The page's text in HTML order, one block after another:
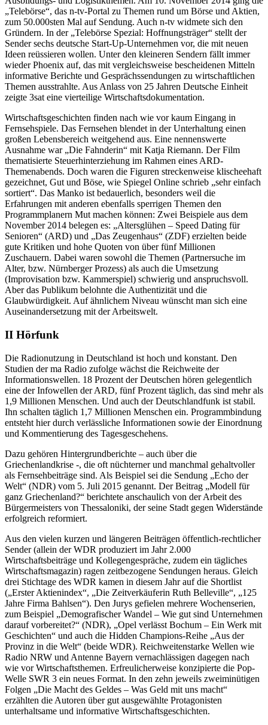
„Telebörse“, das n-tv-Portal zu Themen rund um Börse und Aktien,
zum 50.000sten Mal auf Sendung. Auch n-tv widmete sich den
Gründern. In der „Telebörse Spezial: Hoffnungsträger“ stellt der
Sender sechs deutsche Start-Up-Unternehmen vor, die mit neuen
Ideen reüssieren wollen. Unter den kleineren Sendern fällt immer
wieder Phoenix auf, das mit vergleichsweise bescheidenen Mitteln
informative Berichte und Gesprächssendungen zu wirtschaftlichen
Themen ausstrahlte. Aus Anlass von 25 Jahren Deutsche Einheit
zeigte 3sat eine vierteilige Wirtschaftsdokumentation.
Wirtschaftsgeschichten finden nach wie vor kaum Eingang in
Fernsehspiele. Das Fernsehen blendet in der Unterhaltung einen
großen Lebensbereich weitgehend aus. Eine nennenswerte
Ausnahme war „Die Fahnderin“ mit Katja Riemann. Der Film
thematisierte Steuerhinter­ziehung im Rahmen eines ARD-
Themenabends. Doch waren die Figuren streckenweise klischeehaft
gezeichnet, Gut und Böse, wie Spiegel Online schrieb „sehr einfach
sortiert“. Das Manko ist bedauerlich, besonders weil die
Erfahrungen mit anderen ebenfalls sperrigen Themen den
Programmplanern Mut machen können: Zwei Beispiele aus dem
November 2014 belegen es: „Altersglühen – Speed Dating für
Senioren“ (ARD) und „Das Zeugenhaus“ (ZDF) erzielten beide
gute Kritiken und hohe Quoten von über fünf Millionen
Zuschauern. Dabei waren sowohl die Themen (Partnersuche im
Alter, bzw. Nürnberger Prozess) als auch die Umsetzung
(Improvisation bzw. Kammerspiel) schwierig und anspruchsvoll.
Aber das Publikum belohnte die Authentizität und die
Glaubwürdigkeit. Auf ähnlichem Niveau wünscht man sich eine
Auseinandersetzung mit der Arbeitswelt.
II Hörfunk
Die Radionutzung in Deutschland ist hoch und konstant. Den
Studien der ma Radio zufolge wächst die Reichweite der
Informationswellen. 18 Prozent der Deutschen hören gelegentlich
eine der Infowellen der ARD, fünf Prozent täglich, das sind mehr als
1,9 Millionen Menschen. Und auch der Deutschlandfunk ist stabil.
Ihn schalten täglich 1,7 Millionen Menschen ein. Programmbindung
entsteht hier durch verlässliche Informationen sowie der Einordnung
und Kommentierung des Tagesgeschehens.
Dazu gehören Hintergrundberichte – auch über die
Griechenlandkrise -, die oft nüchterner und manchmal gehaltvoller
als Fernsehbeiträge sind. Als Beispiel sei die Sendung „Echo der
Welt“ (NDR) vom 5. Juli 2015 genannt. Der Beitrag „Modell für
ganz Griechenland?“ berichtete anschaulich von der Arbeit des
Bürgermeisters von Thessaloniki, der seine Stadt gegen Widerstände
erfolgreich reformiert.
Aus den vielen kurzen und längeren Beiträgen öffentlich-rechtlicher
Sender (allein der WDR produziert im Jahr 2.000
Wirtschaftsbeiträge und Kollegengespräche, zudem ein tägliches
Wirtschaftsmagazin) ragen zeitbezogene Sendungen heraus. Gleich
drei Stichtage des WDR kamen in diesem Jahr auf die Shortlist
(„Erster Aktienindex“, „Die Zeitverkäuferin Ruth Belleville“, „125
Jahre Firma Bahlsen“). Den Jurys gefielen mehrere Wochenserien,
zum Beispiel „Demografischer Wandel – Wie gut sind Unternehmen
darauf vorbereitet?“ (NDR), „Opel verlässt Bochum – Ein Werk mit
Geschichten“ und auch die Hidden Champions-Reihe „Aus der
Provinz in die Welt“ (beide WDR). Reichweitenstarke Wellen wie
Radio NRW und Antenne Bayern vernachlässigen dagegen nach
wie vor Wirtschaftsthemen. Erfreulicherweise konzipierte die Pop-
Welle SWR 3 ein neues Format. In den zehn jeweils zweiminütigen
Folgen „Die Macht des Geldes – Was Geld mit uns macht“
erzählten die Autoren über gut ausgewählte Protagonisten
unterhaltsame und informative Wirtschaftsgeschichten.